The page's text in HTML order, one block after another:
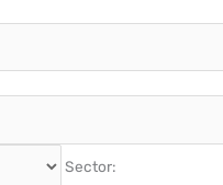
Sector: